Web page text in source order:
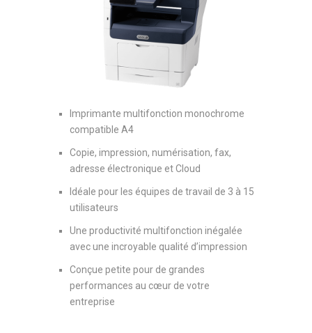
Imprimante multifonction monochrome
compatible A4
Copie, impression, numérisation, fax,
adresse électronique et Cloud
Idéale pour les équipes de travail de 3 à 15
utilisateurs
Une productivité multifonction inégalée
avec une incroyable qualité d’impression
Conçue petite pour de grandes
performances au cœur de votre
entreprise